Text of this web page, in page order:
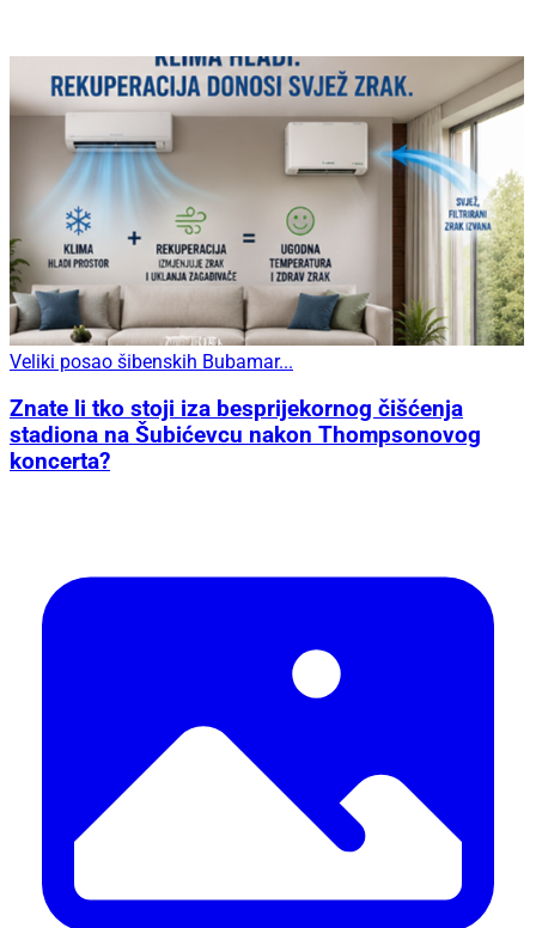
Veliki posao šibenskih Bubamar...
Znate li tko stoji iza besprijekornog čišćenja
stadiona na Šubićevcu nakon Thompsonovog
koncerta?